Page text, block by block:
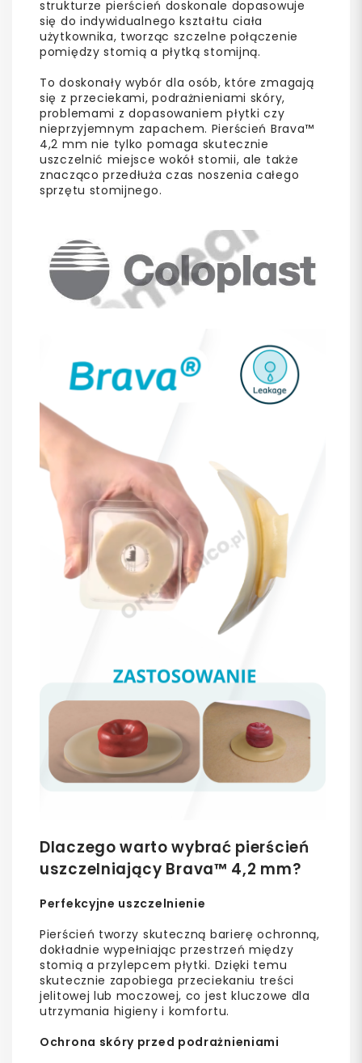
strukturze pierścień doskonale dopasowuje
się do indywidualnego kształtu ciała
użytkownika, tworząc szczelne połączenie
pomiędzy stomią a płytką stomijną.
To doskonały wybór dla osób, które zmagają
się z przeciekami, podrażnieniami skóry,
problemami z dopasowaniem płytki czy
nieprzyjemnym zapachem. Pierścień Brava™
4,2 mm nie tylko pomaga skutecznie
uszczelnić miejsce wokół stomii, ale także
znacząco przedłuża czas noszenia całego
sprzętu stomijnego.
Dlaczego warto wybrać pierścień
uszczelniający Brava™ 4,2 mm?
Perfekcyjne uszczelnienie
Pierścień tworzy skuteczną barierę ochronną,
dokładnie wypełniając przestrzeń między
stomią a przylepcem płytki. Dzięki temu
skutecznie zapobiega przeciekaniu treści
jelitowej lub moczowej, co jest kluczowe dla
utrzymania higieny i komfortu.
Ochrona skóry przed podrażnieniami